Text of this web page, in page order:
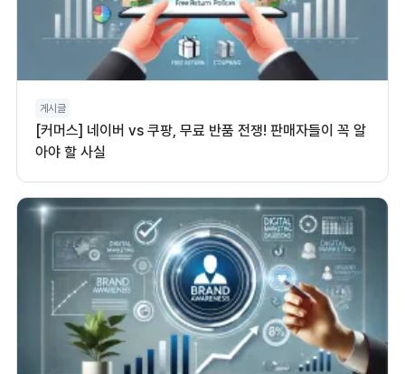
게시글
[커머스] 네이버 vs 쿠팡, 무료 반품 전쟁! 판매자들이 꼭 알
아야 할 사실